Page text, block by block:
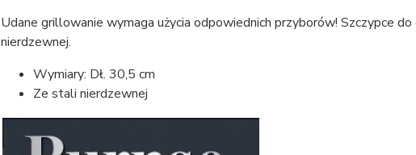
Udane grillowanie wymaga użycia odpowiednich przyborów! Szczypce
nierdzewnej.
Wymiary: Dł. 30,5 cm
Ze stali nierdzewnej